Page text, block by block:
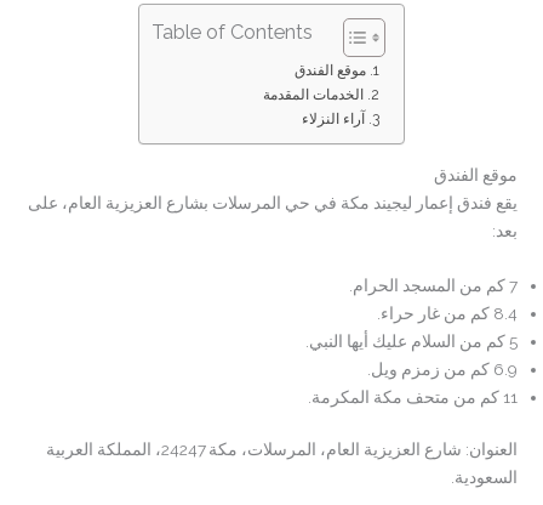
Table of Contents
موقع الفندق
الخدمات المقدمة
آراء النزلاء
موقع الفندق
يقع فندق إعمار ليجيند مكة في حي المرسلات بشارع العزيزية العام، على
بعد:
7 كم من المسجد الحرام.
8.4 كم من غار حراء.
5 كم من السلام عليك أيها النبي.
6.9 كم من زمزم ويل.
11 كم من متحف مكة المكرمة.
العنوان: شارع العزيزية العام، المرسلات، مكة 24247، المملكة العربية
السعودية.